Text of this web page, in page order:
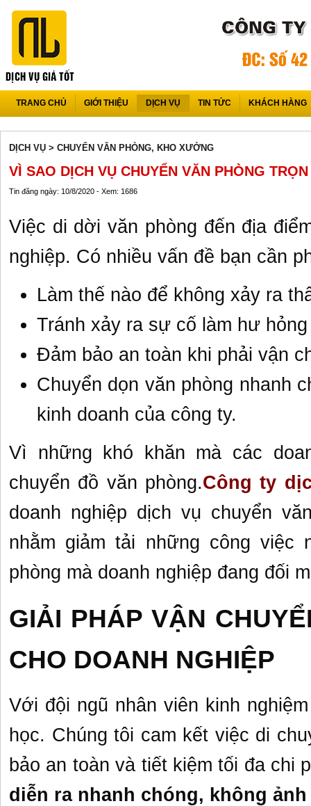
TRANG CHỦ GIỚI THIỆU DỊCH VỤ TIN TỨC KHÁCH HÀNG
DỊCH VỤ > CHUYỂN VĂN PHÒNG, KHO XƯỞNG
VÌ SAO DỊCH VỤ CHUYỂN VĂN PHÒNG
Tin đăng ngày: 10/8/2020 - Xem: 1686
Việc di dời văn phòng đến địa
nghiệp. Có nhiều vấn đề bạn cần
Làm thế nào để không xảy ra
Tránh xảy ra sự cố làm hư
Đảm bảo an toàn khi phải vận
Chuyển dọn văn phòng nhanh
kinh doanh của công ty.
Vì những khó khăn mà các
chuyển đồ văn phòng.Công ty
doanh nghiệp dịch vụ chuyển
nhằm giảm tải những công
phòng mà doanh nghiệp đang đối
GIẢI PHÁP VẬN
CHO DOANH NGHIỆP
Với đội ngũ nhân viên kinh
học. Chúng tôi cam kết việc di
bảo an toàn và tiết kiệm tối đa chi
diễn ra nhanh chóng, không